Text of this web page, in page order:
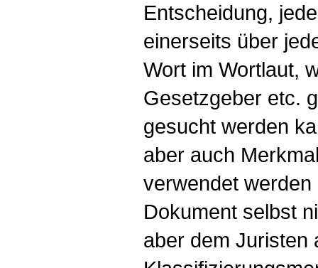
Entscheidung,
einerseits über
Wort im Wortlaut,
Gesetzgeber etc.
gesucht werden
aber auch
verwendet
Dokument selbst
aber dem Juristen